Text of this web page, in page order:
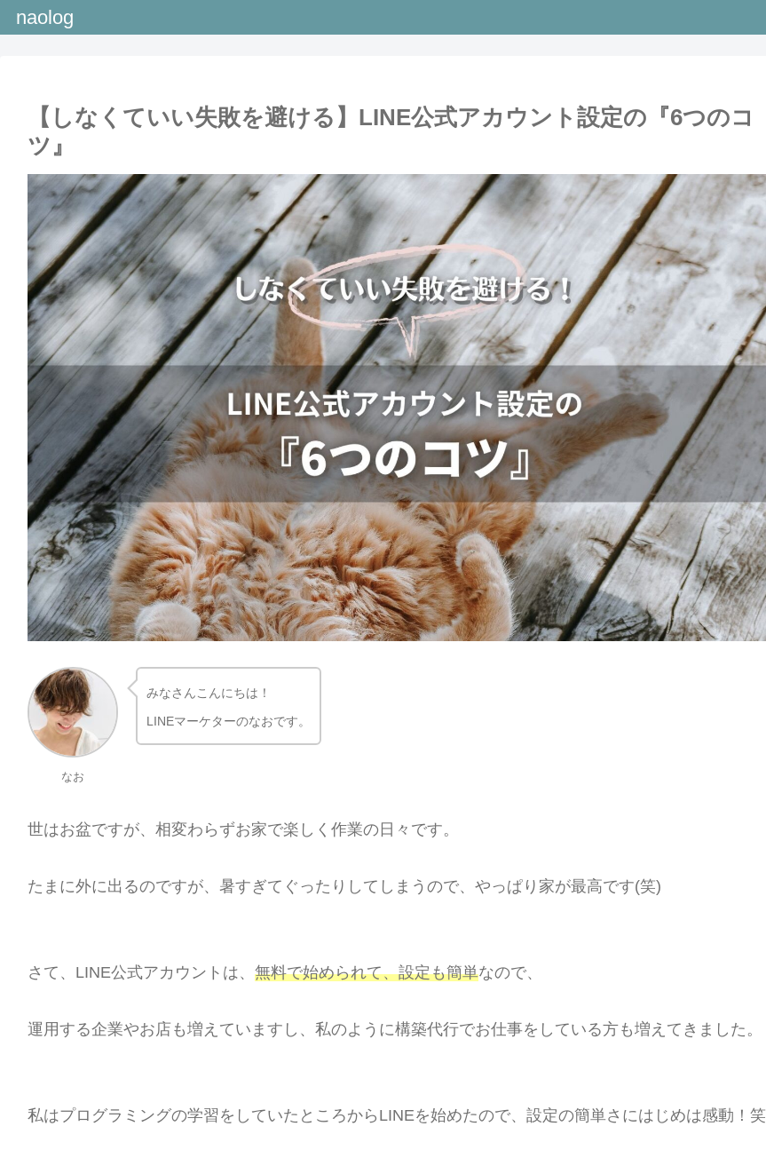
naolog
【しなくていい失敗を避ける】LINE公式アカウント設定の『6つのコ
ツ』
なお
みなさんこんにちは！
LINEマーケターのなおです。
世はお盆ですが、相変わらずお家で楽しく作業の日々です。
たまに外に出るのですが、暑すぎてぐったりしてしまうので、やっぱり家が最高です(笑)
さて、LINE公式アカウントは、 無料で始められて、設定も簡単なので、
運用する企業やお店も増えていますし、私のように構築代行でお仕事をしている方も増えてきました。
私はプログラミングの学習をしていたところからLINEを始めたので、設定の簡単さにはじめは感動！笑